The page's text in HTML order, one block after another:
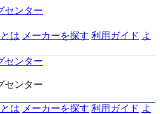
センター
とは メーカーを探す 利用ガイド よ
センター
センター
とは メーカーを探す 利用ガイド よ